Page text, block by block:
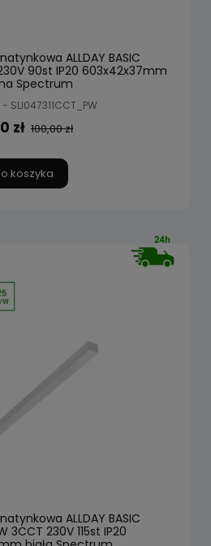
ALLDAY BASIC
90st IP20 603x42x37mm
Spectrum
- SLI047311CCT_PW
zł 100,00 zł
koszyka
ALLDAY BASIC
230V 115st IP20